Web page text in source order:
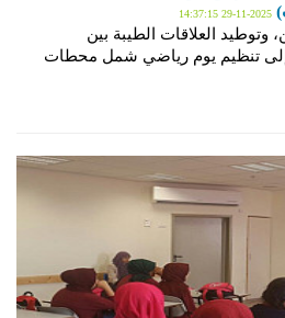
2025-11-29 14:37:15
وتوطيد العلاقات الطيبة بين
إلى تنظيم يوم رياضي شمل محطات